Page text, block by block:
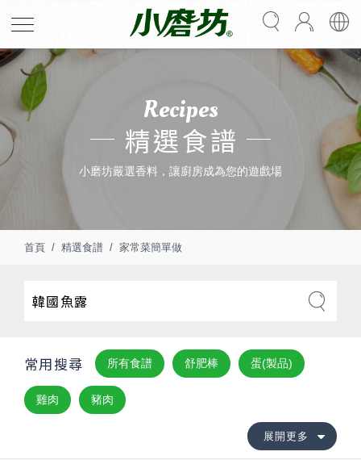
Recipes
精選食譜
小磨坊嚴選香料，讓廚房成為您的遊戲場
首頁 精選食譜 家常菜簡單做
常用搜尋 所有食譜 舒肥棒 蛋(製品)
雞肉 豬肉
展開更多